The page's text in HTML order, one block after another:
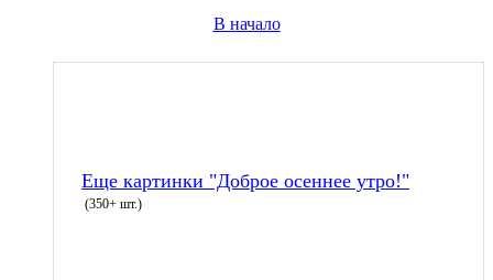
В начало
Еще картинки "Доброе осеннее утро!"
(350+ шт.)